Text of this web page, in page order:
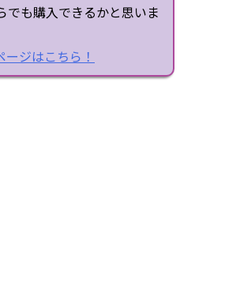
でも購入できるかと思いま
ジはこちら！